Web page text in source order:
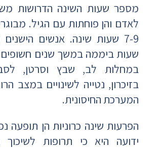
מספר שעות השינה הדרושות
לאדם והן פוחתות עם הגיל.
7-9 שעות שינה. אנשים
שעות ביממה במשך שנים חשופים
במחלות לב, שבץ וסרטן,
בזיכרון, נטייה לשינויים במצב
המערכת החיסונית.
הפרעות שינה כרוניות הן תופעה
ידועה היא כי תרופות